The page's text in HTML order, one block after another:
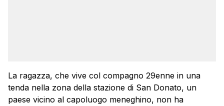
La ragazza, che vive col compagno 29enne in una
tenda nella zona della stazione di San Donato, un
paese vicino al capoluogo meneghino, non ha